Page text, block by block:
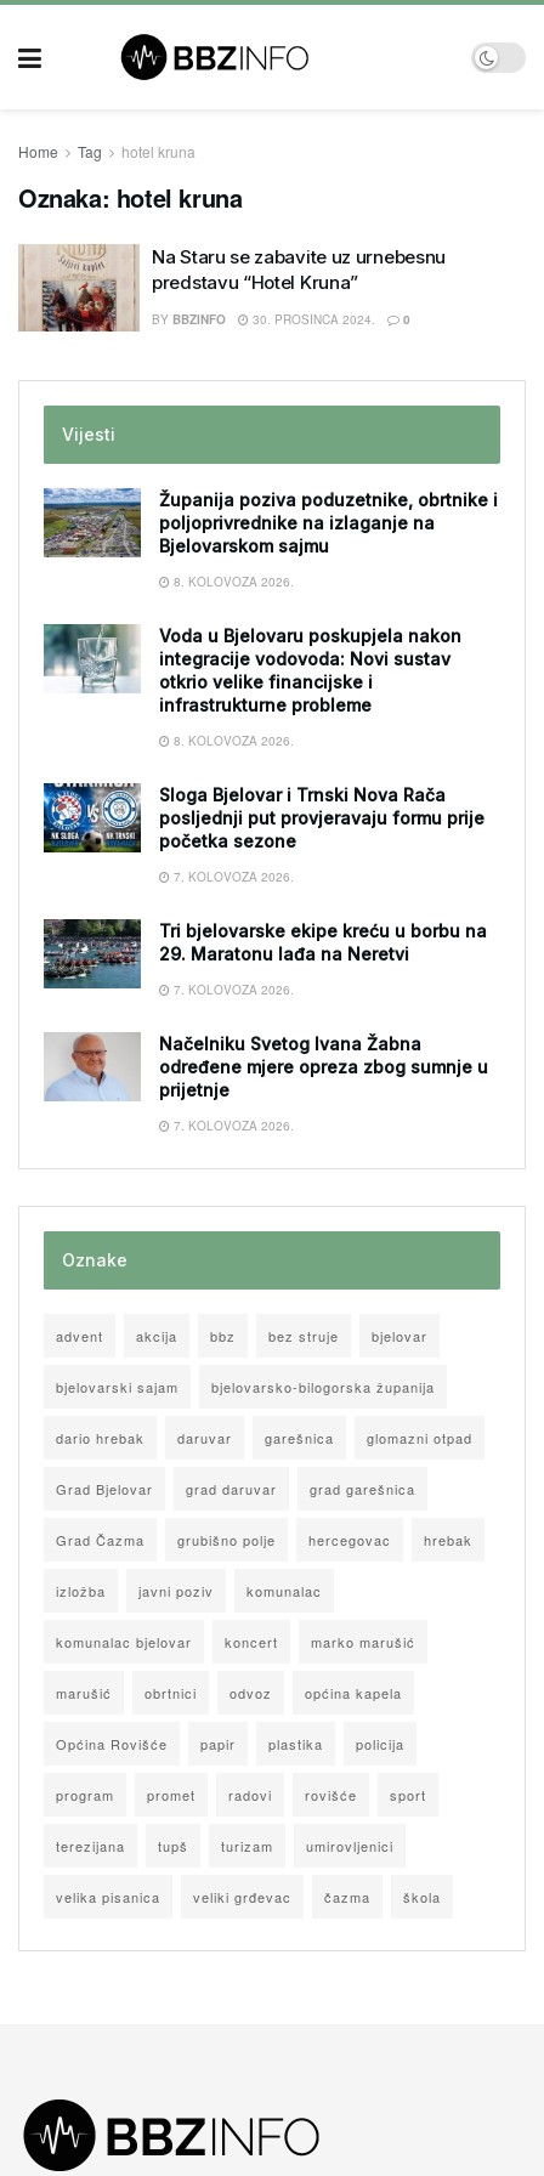
Home Tag hotel kruna
Oznaka: hotel kruna
Na Staru se zabavite uz urnebesnu
predstavu “Hotel Kruna”
BY BBZINFO 30. PROSINCA 2024. 0
Vijesti
Županija poziva poduzetnike, obrtnike i
poljoprivrednike na izlaganje na
Bjelovarskom sajmu
8. KOLOVOZA 2026.
Voda u Bjelovaru poskupjela nakon
integracije vodovoda: Novi sustav
otkrio velike financijske i
infrastrukturne probleme
8. KOLOVOZA 2026.
Sloga Bjelovar i Trnski Nova Rača
posljednji put provjeravaju formu prije
početka sezone
7. KOLOVOZA 2026.
Tri bjelovarske ekipe kreću u borbu na
29. Maratonu lađa na Neretvi
7. KOLOVOZA 2026.
Načelniku Svetog Ivana Žabna
određene mjere opreza zbog sumnje u
prijetnje
7. KOLOVOZA 2026.
Oznake
advent akcija bbz bez struje bjelovar
bjelovarski sajam bjelovarsko-bilogorska županija
dario hrebak daruvar garešnica glomazni otpad
Grad Bjelovar grad daruvar grad garešnica
Grad Čazma grubišno polje hercegovac hrebak
izložba javni poziv komunalac
komunalac bjelovar koncert marko marušić
marušić obrtnici odvoz općina kapela
Općina Rovišće papir plastika policija
program promet radovi rovišće sport
terezijana tupš turizam umirovljenici
velika pisanica veliki grđevac čazma škola